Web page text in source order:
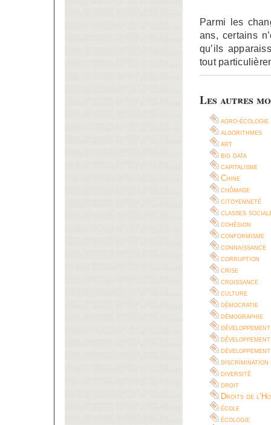
Parmi les
ans, certains
qu’ils
tout
Les autres
agro-écologie
algorithmes
art
big data
capitalisme
Chine
chômage
citoyenneté
classes
cohésion
conformisme
connaissance
corruption
crise
croissance
culture
démocratie
démographie
développement
discrimination
diversité
droit
Droits de
école
écologie